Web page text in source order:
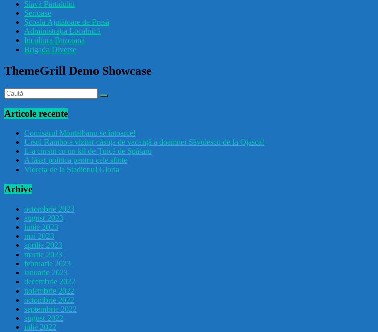
Slavă Partidului
Serioase
Școala Ajutătoare de Presă
Administrația Localnică
Incultura Buzoiană
Brigada Diverse
ThemeGrill Demo Showcase
Articole recente
Comisarul Montalbanu se întoarce!
Ursul Rambo a vizitat căsuța de vacanță a doamnei Săvulescu de la Ojasca!
L-a cinstit cu un kil de Țuică de Spătaru
A lăsat politica pentru cele sfinte
Vioreta de la Stadionul Gloria
Arhive
octombrie 2023
august 2023
iunie 2023
mai 2023
aprilie 2023
martie 2023
februarie 2023
ianuarie 2023
decembrie 2022
noiembrie 2022
octombrie 2022
septembrie 2022
august 2022
iulie 2022